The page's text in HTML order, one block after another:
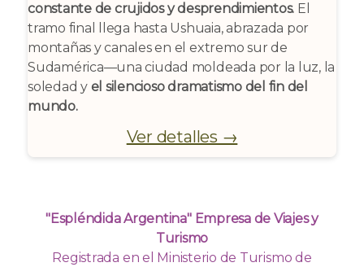
constante de crujidos y desprendimientos. El
tramo final llega hasta Ushuaia, abrazada por
montañas y canales en el extremo sur de
Sudamérica—una ciudad moldeada por la luz, la
soledad y el silencioso dramatismo del fin del
mundo.
Ver detalles →
"Espléndida Argentina" Empresa de Viajes y
Turismo
Registrada en el Ministerio de Turismo de